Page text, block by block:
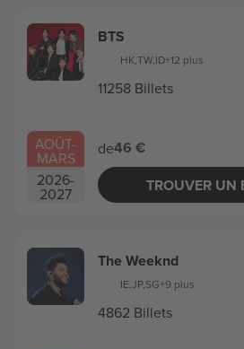
AOÛT-
MARS
2026-
2027
BTS
HK,TW,ID+12 plus
11258 Billets
de46 €
TROUVER UN
The Weeknd
IE,JP,SG+9 plus
4862 Billets